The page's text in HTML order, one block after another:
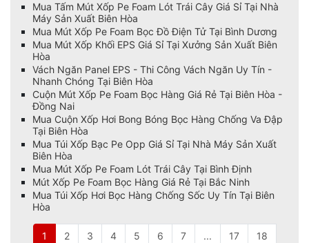
Mua Tấm Mút Xốp Pe Foam Lót Trái Cây Giá Sỉ Tại Nhà
Máy Sản Xuất Biên Hòa
Mua Mút Xốp Pe Foam Bọc Đồ Điện Tử Tại Bình Dương
Mua Mút Xốp Khối EPS Giá Sỉ Tại Xưởng Sản Xuất Biên
Hòa
Vách Ngăn Panel EPS - Thi Công Vách Ngăn Uy Tín -
Nhanh Chóng Tại Biên Hòa
Cuộn Mút Xốp Pe Foam Bọc Hàng Giá Rẻ Tại Biên Hòa -
Đồng Nai
Mua Cuộn Xốp Hơi Bong Bóng Bọc Hàng Chống Va Đập
Tại Biên Hòa
Mua Túi Xốp Bạc Pe Opp Giá Sỉ Tại Nhà Máy Sản Xuất
Biên Hòa
Mua Mút Xốp Pe Foam Lót Trái Cây Tại Bình Định
Mút Xốp Pe Foam Bọc Hàng Giá Rẻ Tại Bắc Ninh
Mua Túi Xốp Hơi Bọc Hàng Chống Sốc Uy Tín Tại Biên
Hòa
1 2 3 4 5 6 7 ... 17 18